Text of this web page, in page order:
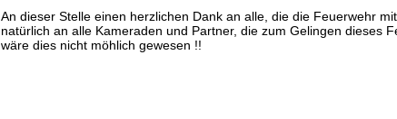
An dieser Stelle einen herzlichen Dank an alle, die die Feuerwehr
natürlich an alle Kameraden und Partner, die zum Gelingen dieses
wäre dies nicht möhlich gewesen !!